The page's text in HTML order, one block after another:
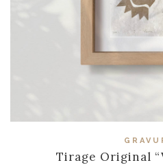
Tirage Original